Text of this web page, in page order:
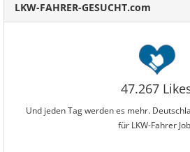
LKW-FAHRER-GESUCHT.com
47.267
Und jeden Tag werden es mehr.
für LKW-Fahrer